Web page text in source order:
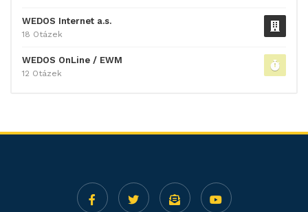
WEDOS Internet a.s.
18 Otázek
WEDOS OnLine / EWM
12 Otázek